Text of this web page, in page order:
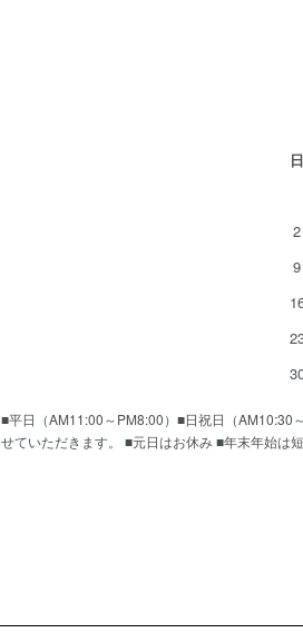
日
2
9
■平日（AM11:00～PM8:00）■日祝日（AM10:30
せていただきます。 ■元日はお休み ■年末年始は